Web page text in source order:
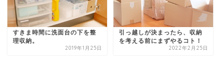
すきま時間に洗面台の下を整
理収納。
2019年1月25日
引っ越しが決まったら、収納
を考える前にまずやるコト！
2022年2月25日